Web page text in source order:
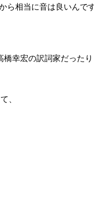
ら相当に音は良いんで
幸宏の訳詞家だったり
、